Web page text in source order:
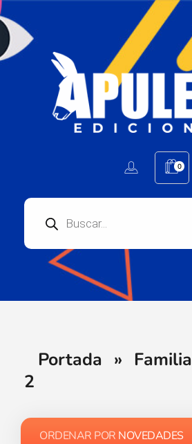
0
Portada » Familia
2
ORDENAR POR NOVEDADES